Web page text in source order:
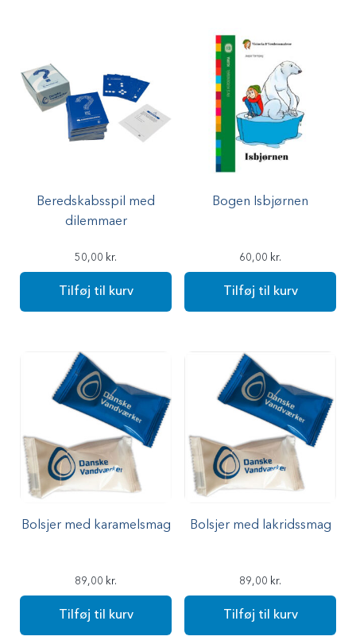
Beredskabsspil med
dilemmaer
50,00 kr.
Tilføj til kurv
Bogen Isbjørnen
60,00 kr.
Tilføj til kurv
Bolsjer med karamelsmag
89,00 kr.
Tilføj til kurv
Bolsjer med lakridssmag
89,00 kr.
Tilføj til kurv